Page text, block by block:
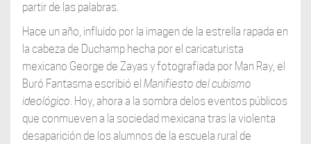
partir de las palabras.
Hace un año, influido por la imagen de la estrella rapada en
la cabeza de Duchamp hecha por el caricaturista
mexicano George de Zayas y fotografiada por Man Ray, el
Buró Fantasma escribió el Manifiesto del cubismo
ideológico. Hoy, ahora a la sombra delos eventos públicos
que conmueven a la sociedad mexicana tras la violenta
desaparición de los alumnos de la escuela rural de